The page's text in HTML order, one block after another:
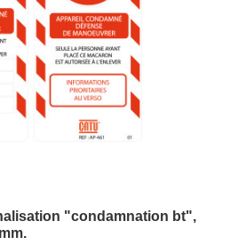
"condamnation bt",